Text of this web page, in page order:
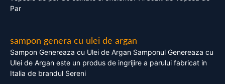
Par
sampon genera cu ulei de argan
Sampon Genereaza cu Ulei de Argan Samponul Genereaza cu
Ulei de Argan este un produs de ingrijire a parului fabricat in
Italia de brandul Sereni